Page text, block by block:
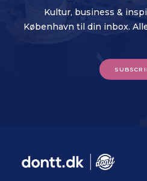
Kultur, business &
København til din inbox.